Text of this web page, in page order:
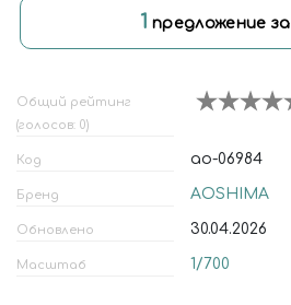
1 предложение за
Общий рейтинг
(голосов: 0)
Код ao-06984
Бренд AOSHIMA
Обновлено 30.04.2026
Масштаб 1/700